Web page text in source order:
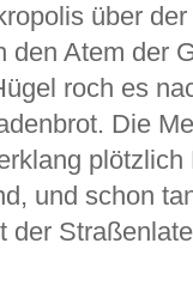
über
den Atem der
roch es
Die
und schon
der